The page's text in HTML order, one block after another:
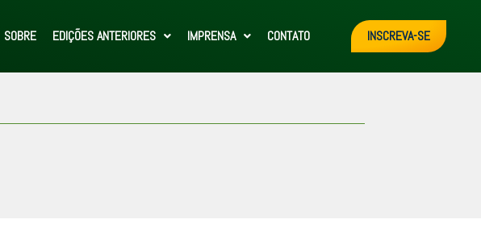
SOBRE EDIÇÕES ANTERIORES IMPRENSA CONTATO INSCREVA-SE